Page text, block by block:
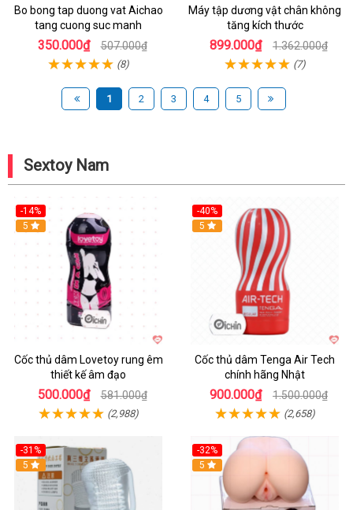
Bo bong tap duong vat Aichao
tang cuong suc manh
350.000₫ 507.000₫
(8)
Máy tập dương vật chân không
tăng kích thước
899.000₫ 1.362.000₫
(7)
1 2 3 4 5
Sextoy Nam
-14%
Hot
5
Cốc thủ dâm Lovetoy rung êm
thiết kế âm đạo
500.000₫ 581.000₫
(2,988)
-40%
Hot
5
Cốc thủ dâm Tenga Air Tech
chính hãng Nhật
900.000₫ 1.500.000₫
(2,658)
-31%
Hot
5
-32%
Hot
5